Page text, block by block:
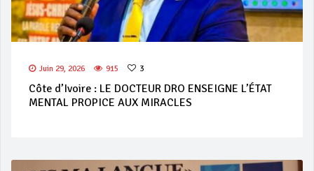
Juin 29, 2026 915 3
Côte d’Ivoire : LE DOCTEUR DRO ENSEIGNE L’ÉTAT
MENTAL PROPICE AUX MIRACLES